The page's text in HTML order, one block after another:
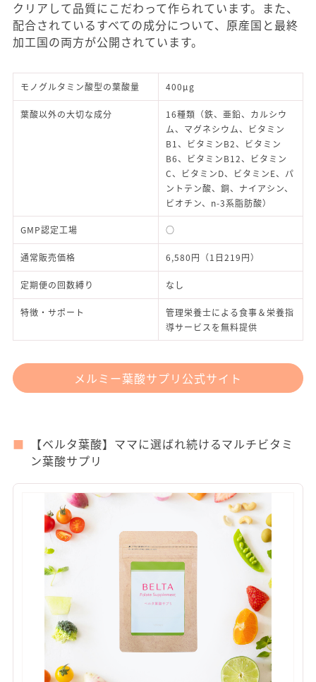
クリアして品質にこだわって作られています。また、
配合されているすべての成分について、原産国と最終
加工国の両方が公開されています。
モノグルタミン酸型の葉酸量 400μg
葉酸以外の大切な成分
16種類（鉄、亜鉛、カルシウ
ム、マグネシウム、ビタミン
B1、ビタミンB2、ビタミン
B6、ビタミンB12、ビタミン
C、ビタミンD、ビタミンE、パ
ントテン酸、銅、ナイアシン、
ビオチン、n-3系脂肪酸）
GMP認定工場 ○
通常販売価格 6,580円（1日219円）
定期便の回数縛り なし
特徴・サポート
管理栄養士による食事＆栄養指
導サービスを無料提供
メルミー葉酸サプリ公式サイト
【ベルタ葉酸】ママに選ばれ続けるマルチビタミ
ン葉酸サプリ